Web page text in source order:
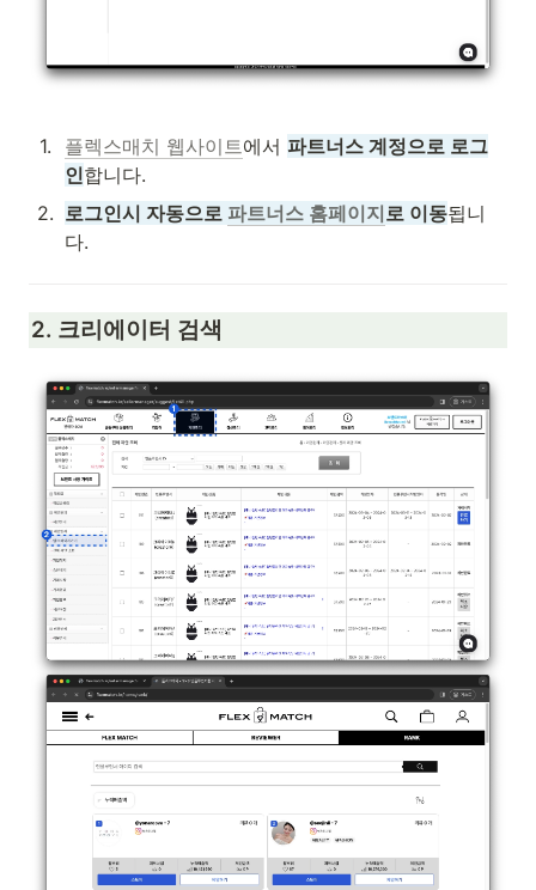
1. 플렉스매치 웹사이트에서 파트너스 계정으로 로그
인합니다.
2. 로그인시 자동으로 파트너스 홈페이지로 이동됩니
다.
2. 크리에이터 검색